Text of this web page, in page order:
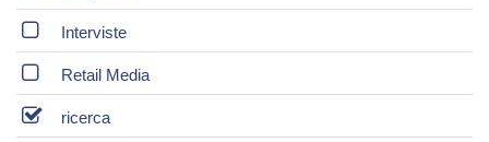
Interviste
Retail Media
ricerca